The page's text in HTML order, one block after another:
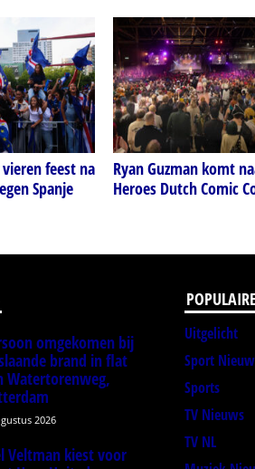
vieren feest na
Spanje
Ryan Guzman komt
Heroes Dutch Comic
omgekomen bij
brand in flat
Watertorenweg,
2026
Veltman kiest voor
Uitgelicht
Sport
Sports
TV Nieuws
TV NL